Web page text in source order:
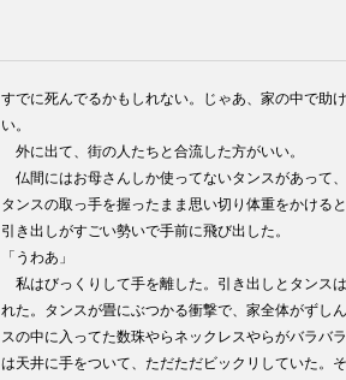
すでに死んでるかもしれない。じゃあ、家の中で助
い。
外に出て、街の人たちと合流した方がいい。
仏間にはお母さんしか使ってないタンスがあって
タンスの取っ手を握ったまま思い切り体重をかける
引き出しがすごい勢いで手前に飛び出した。
「うわあ」
私はびっくりして手を離した。引き出しとタンス
れた。タンスが畳にぶつかる衝撃で、家全体がずし
スの中に入ってた数珠やらネックレスやらがバラバ
は天井に手をついて、ただただビックリしていた。